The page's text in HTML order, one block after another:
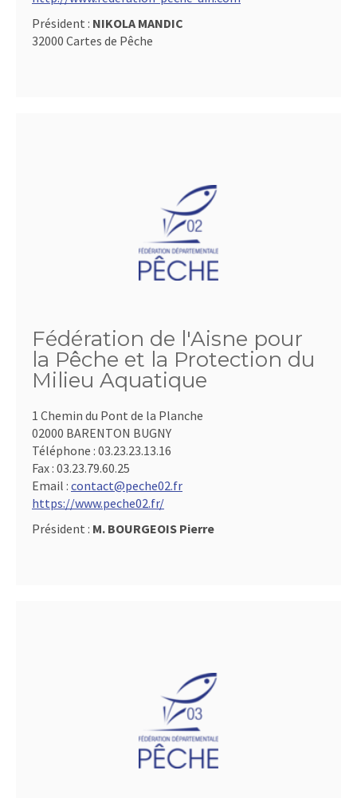
Président : NIKOLA MANDIC
32000 Cartes de Pêche
Fédération de l'Aisne pour
la Pêche et la Protection du
Milieu Aquatique
1 Chemin du Pont de la Planche
02000 BARENTON BUGNY
Téléphone : 03.23.23.13.16
Fax : 03.23.79.60.25
Email : contact@peche02.fr
https://www.peche02.fr/
Président : M. BOURGEOIS Pierre